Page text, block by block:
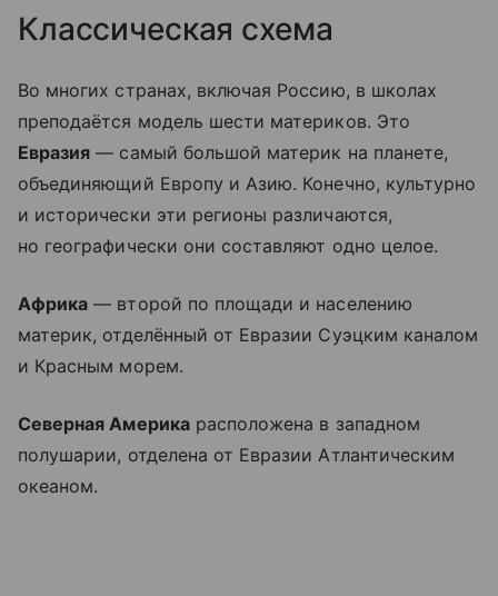
Классическая схема
Во многих странах, включая Россию, в школах
преподаётся модель шести материков. Это
Евразия — самый большой материк на планете,
объединяющий Европу и Азию. Конечно, культурно
и исторически эти регионы различаются,
но географически они составляют одно целое.
Африка — второй по площади и населению
материк, отделённый от Евразии Суэцким каналом
и Красным морем.
Северная Америкарасположена в западном
полушарии, отделена от Евразии Атлантическим
океаном.